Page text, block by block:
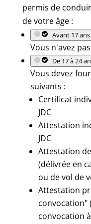
permis de
de votre âge :
Avant 17 ans
Vous n'avez
De 17 à 24
Vous devez
suivants :
Certificat
JDC
Attestation
JDC
Attestation
(délivrée en
ou de vol de
Attestation
convocation"
convocation à